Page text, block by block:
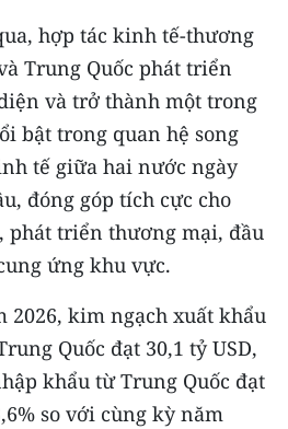
phía Bắc
Bộ và Tây
Long
hợp tác kinh tế-thương
Trung Quốc phát triển
và trở thành một trong
bật trong quan hệ song
tế giữa hai nước ngày
đóng góp tích cực cho
triển thương mại, đầu
ứng khu vực.
2026, kim ngạch xuất khẩu
Quốc đạt 30,1 tỷ USD,
khẩu từ Trung Quốc đạt
so với cùng kỳ năm